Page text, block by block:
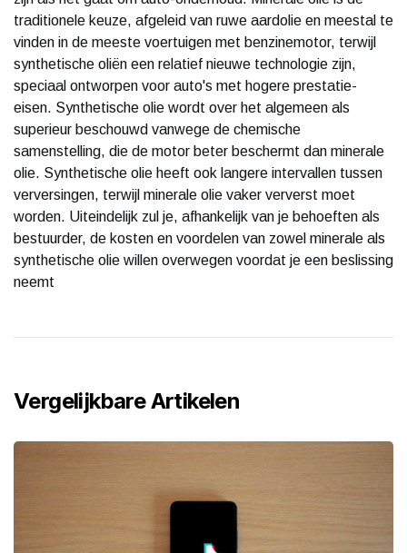
traditionele keuze, afgeleid van ruwe aardolie en meestal te
vinden in de meeste voertuigen met benzinemotor, terwijl
synthetische oliën een relatief nieuwe technologie zijn,
speciaal ontworpen voor auto's met hogere prestatie-
eisen. Synthetische olie wordt over het algemeen als
superieur beschouwd vanwege de chemische
samenstelling, die de motor beter beschermt dan minerale
olie. Synthetische olie heeft ook langere intervallen tussen
verversingen, terwijl minerale olie vaker ververst moet
worden. Uiteindelijk zul je, afhankelijk van je behoeften als
bestuurder, de kosten en voordelen van zowel minerale als
synthetische olie willen overwegen voordat je een beslissing
neemt
Vergelijkbare Artikelen